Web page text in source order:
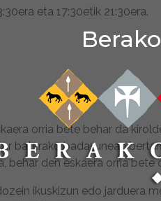
eta 17:30etik 21:30era.
orria bete behar da
baterako bada, unean
behar den eskaera orria bete
ikuskizun edo jarduera